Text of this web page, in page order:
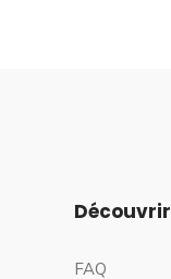
Découvrir
FAQ